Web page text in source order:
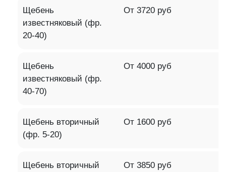
Щебень
известняковый (фр.
20-40)
От 3720 руб
Щебень
известняковый (фр.
40-70)
От 4000 руб
Щебень вторичный
(фр. 5-20)
От 1600 руб
Щебень вторичный
От 3850 руб